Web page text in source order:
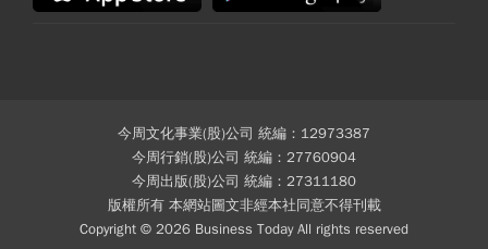
今周文化事業(股)公司 統編：12973387
今周行銷(股)公司 統編：27760904
今周出版(股)公司 統編：27311180
版權所有 本網站圖文非經本社同意不得刊載
Copyright © 2026 Business Today All rights reserved